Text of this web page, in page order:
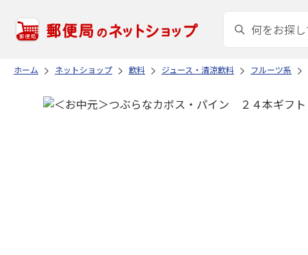
ホーム ネットショップ 飲料 ジュース・清涼飲料 フルーツ系